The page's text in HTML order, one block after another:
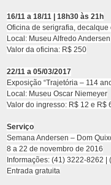
16/11 a 18/11 | 18h30 às 21h
Oficina de serigrafia,
Local: Museu Alfredo Andersen
Valor da oficina: R$ 250
22/11 a 05/03/2017
Exposição “Trajetória – 114
Local: Museu Oscar Niemeyer
Valor do ingresso: R$ 12 e R$
Serviço
Semana Andersen – Dom
8 a 22 de novembro de 2016
Informações: (41) 3222-8262 |
Entrada gratuita